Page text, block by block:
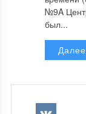
№9A
был...
Далее